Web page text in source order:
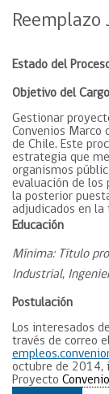
Reemplazo
Estado del
Objetivo del Cargo
Gestionar
Convenios Marco
de Chile. Este
estrategia que
organismos
evaluación de los
la posterior
adjudicados en la
Educación
Mínima: Título
Industrial,
Postulación
Los interesados
través de correo
octubre de 2014,
Proyecto